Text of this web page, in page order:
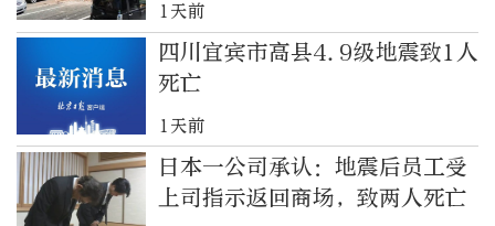
1天前
四川宜宾市高县4.9级地震致1人
死亡
1天前
日本一公司承认：地震后员工受
上司指示返回商场，致两人死亡